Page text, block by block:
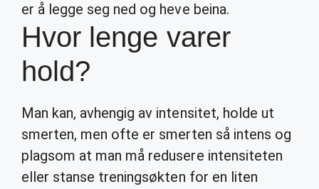
er å legge seg ned og heve beina.
Hvor lenge varer
hold?
Man kan, avhengig av intensitet, holde ut
smerten, men ofte er smerten så intens og
plagsom at man må redusere intensiteten
eller stanse treningsøkten for en liten